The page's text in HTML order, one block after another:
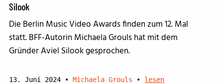
Silook
Die Berlin Music Video Awards finden zum 12. Mal
statt. BFF-Autorin Michaela Grouls hat mit dem
Gründer Aviel Silook gesprochen.
13. Juni 2024 • Michaela Grouls • lesen